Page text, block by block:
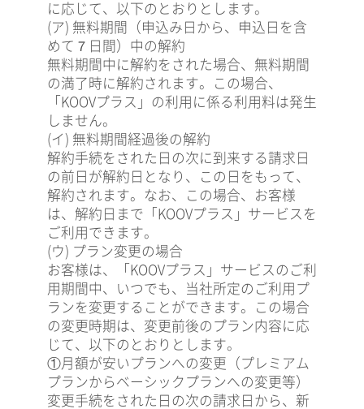
に応じて、以下のとおりとします。
(ア) 無料期間（申込み日から、申込日を含
めて７日間）中の解約
無料期間中に解約をされた場合、無料期間
の満了時に解約されます。この場合、
「KOOVプラス」の利用に係る利用料は発生
しません。
(イ) 無料期間経過後の解約
解約手続をされた日の次に到来する請求日
の前日が解約日となり、この日をもって、
解約されます。なお、この場合、お客様
は、解約日まで「KOOVプラス」サービスを
ご利用できます。
(ウ) プラン変更の場合
お客様は、「KOOVプラス」サービスのご利
用期間中、いつでも、当社所定のご利用プ
ランを変更することができます。この場合
の変更時期は、変更前後のプラン内容に応
じて、以下のとおりとします。
①月額が安いプランへの変更（プレミアム
プランからベーシックプランへの変更等）
変更手続をされた日の次の請求日から、新